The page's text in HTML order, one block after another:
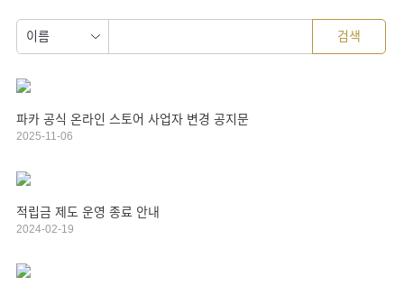
검색
파카 공식 온라인 스토어 사업자 변경 공지문
2025-11-06
적립금 제도 운영 종료 안내
2024-02-19